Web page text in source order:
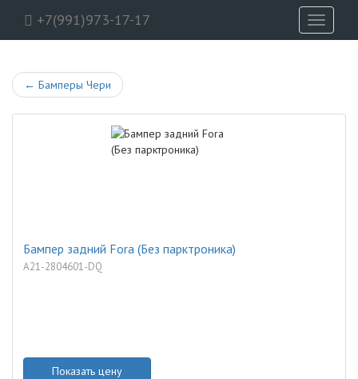
+7(991)973-17-17
Toggle
← Бамперы Чери
Бампер задний Fora (Без парктроника)
A21-2804601-DQ
Показать цену